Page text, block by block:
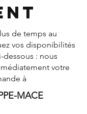
de temps au
vos disponibilités
dessous : nous
votre
à
MACE